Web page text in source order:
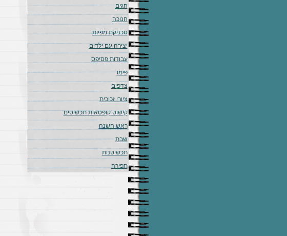
חגים
חנוכה
טכניקת מפיות
יצירה עם ילדים
עבודות פסיפס
פימו
צדפים
ציורי זכוכית
קישוט קופסאות תכשיטים
ראש השנה
שבת
תכשיטנות
תפירה